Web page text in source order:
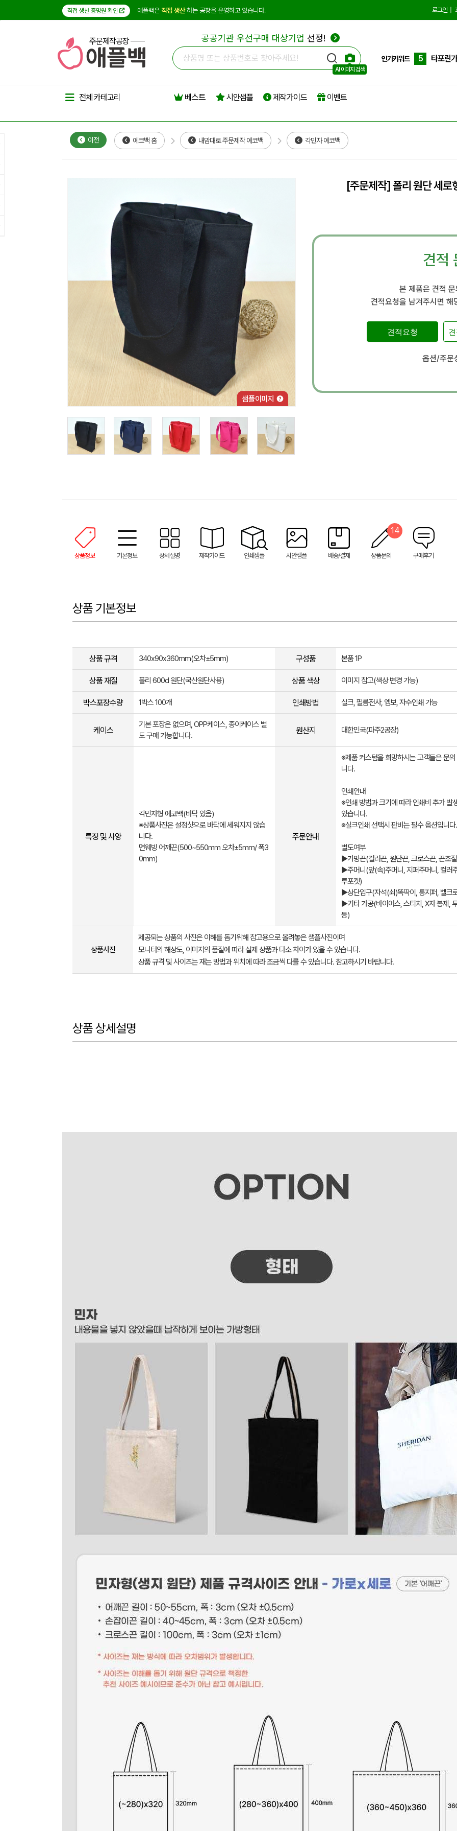
직접 생산 증명원 확인 애플백은 직접 생산하는 공장을 운영하고 있습니다. 로그인
주문제작공장 공공기관 우선구매 대상기업 선정!
AI 이미지 검색
인기키워드
3
선물세
5
타포린
전체 카테고리 베스트 시안샘플 제작가이드 이벤트
이전 에코백 홈 내맘대로 주문제작 에코백 각민자 에코백
[주문제작] 폴리 원단 세로
견적
본 제품은 견적
견적요청을 남겨주시면 해
견적요청
옵션/주
상품정보 기본정보 상세설명 제작가이드 인쇄샘플 시안샘플 배송/결제 상품문의
14
구매후기
상품 기본정보
상품 규격 340x90x360mm(오차±5mm) 구성품 본품 1P
상품 재질 폴리 600d 원단(국산원단사용) 상품 색상 이미지 참고(색상 변경 가능)
박스포장수량 1박스 100개 인쇄방법 실크, 필름전사, 엠보, 자수인쇄 가능
케이스
기본 포장은 없으며, OPP케이스, 종이케이스 별
도 구매 가능합니다.
원산지 대한민국(파주2공장)
특징 및 사양
각민자형 에코백(바닥 있음)
※상품사진은 설정샷으로 바닥에 세워지지 않습
니다.
면웨빙 어깨끈(500~550mm 오차±5mm/ 폭3
0mm)
주문안내
※제품 커스텀을 희망하시는 고객들은 문의
니다.
인쇄안내
※인쇄 방법과 크기에 따라 인쇄비 추가 발
있습니다.
※실크인쇄 선택시 판비는 필수 옵션입니다.
별도여부
▶가방끈(컬러끈, 원단끈, 크로스끈, 끈조
▶주머니(앞(속)주머니, 지퍼주머니, 컬러
투포켓)
▶상단입구(자석(쇠)똑딱이, 통지퍼, 벨크
▶기타 가공(바이어스, 스티치, X자 봉제,
등)
상품사진
제공되는 상품의 사진은 이해를 돕기위해 참고용으로 올려놓은 샘플사진이며
모니터의 해상도, 이미지의 품질에 따라 실제 상품과 다소 차이가 있을 수 있습니다.
상품 규격 및 사이즈는 재는 방법과 위치에 따라 조금씩 다를 수 있습니다. 참고하시기 바랍니다.
상품 상세설명